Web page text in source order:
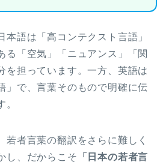
本語は「高コンテクスト言語」
る「空気」「ニュアンス」「関
を担っています。一方、英語は
」で、言葉そのもので明確に伝
。
若者言葉の翻訳をさらに難しく
し、だからこそ 「日本の若者言